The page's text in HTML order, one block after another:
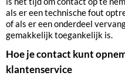
als er een technische fout
of als er een onderdeel
gemakkelijk toegankelijk is.
Hoe je contact kunt opnemen met de Samsung
klantenservice